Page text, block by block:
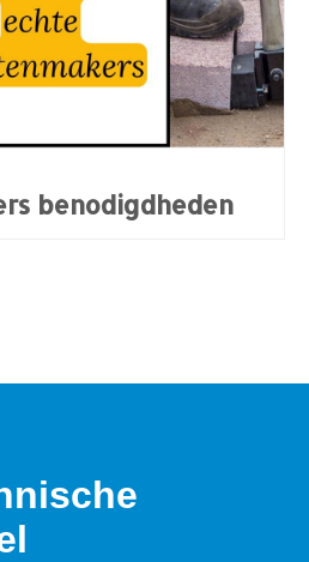
benodigdheden